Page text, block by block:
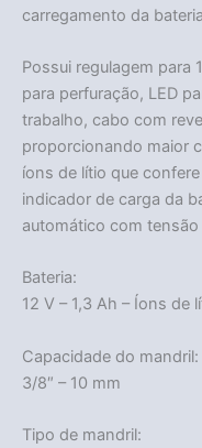
carregamento da
Possui regulagem para
para perfuração, LED
trabalho, cabo com
proporcionando maior
íons de lítio que
indicador de carga da
automático com
Bateria:
12 V – 1,3 Ah – Íons de
Capacidade do mandril:
3/8″ – 10 mm
Tipo de mandril: